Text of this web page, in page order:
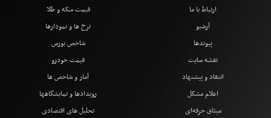
ارتباط با ما
آرشیو
پیوندها
نقشه سایت
انتقاد و پیشنهاد
اعلام مشکل
میثاق حرفه‌ای
قیمت سکه و طلا
نرخ ها و نمودارها
شاخص بورس
قیمت خودرو
آمار و شاخص ها
رویدادها و نمایشگاهها
تحلیل های اقتصادی